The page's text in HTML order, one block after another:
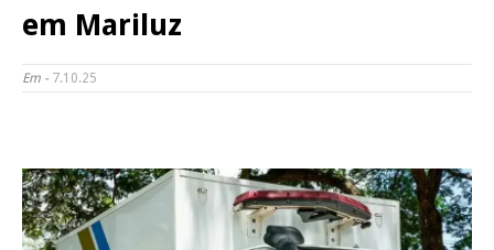
em Mariluz
Em - 7.10.25